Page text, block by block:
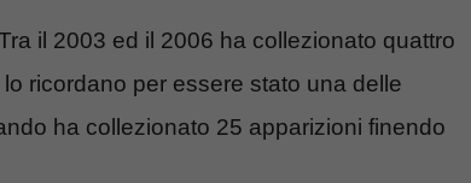
il 2003 ed il 2006 ha collezionato quattro
ricordano per essere stato una delle
ha collezionato 25 apparizioni finendo